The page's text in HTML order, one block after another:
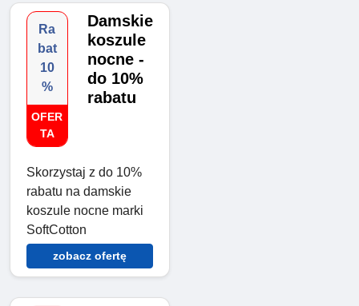
Ra
bat
10
%
OFER
TA
Damskie
koszule
nocne -
do 10%
rabatu
Skorzystaj z do 10%
rabatu na damskie
koszule nocne marki
SoftCotton
zobacz ofertę